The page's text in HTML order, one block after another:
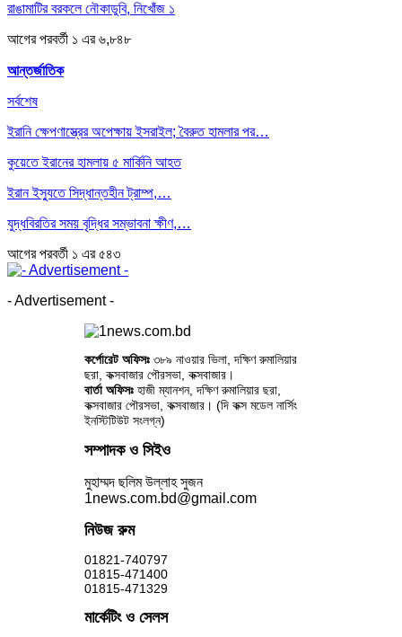
রাঙামাটির বরকলে নৌকাডুবি, নিখোঁজ ১
আগেরপরবর্তী ১ এর ৬,৮৪৮
আন্তর্জাতিক
সর্বশেষ
ইরানি ক্ষেপণাস্ত্রের অপেক্ষায় ইসরাইল; বৈরুত হামলার পর…
কুয়েতে ইরানের হামলায় ৫ মার্কিনি আহত
ইরান ইস্যুতে সিদ্ধান্তহীন ট্রাম্প,…
যুদ্ধবিরতির সময় বৃদ্ধির সম্ভাবনা ক্ষীণ,…
আগেরপরবর্তী ১ এর ৫৪৩
- Advertisement -
কর্পোরেট অফিসঃ ৩৮৯ নাওয়ার ভিলা, দক্ষিণ রুমালিয়ার
ছরা, কক্সবাজার পৌরসভা, কক্সবাজার।
বার্তা অফিসঃহাজী ম্যানশন, দক্ষিণ রুমালিয়ার ছরা,
কক্সবাজার পৌরসভা, কক্সবাজার। (দি কক্স মডেল নার্সিং
ইনস্টিটিউট সংলগ্ন)
সম্পাদক ও সিইও
মুহাম্মদ ছলিম উল্লাহ সুজন
1news.com.bd@gmail.com
নিউজ রুম
01821-740797
01815-471400
01815-471329
মার্কেটিং ও সেলস